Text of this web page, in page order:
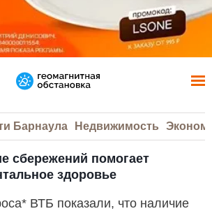
Барнаула Недвижимость
сбережений помогает
здоровье
ВТБ показали, что наличие